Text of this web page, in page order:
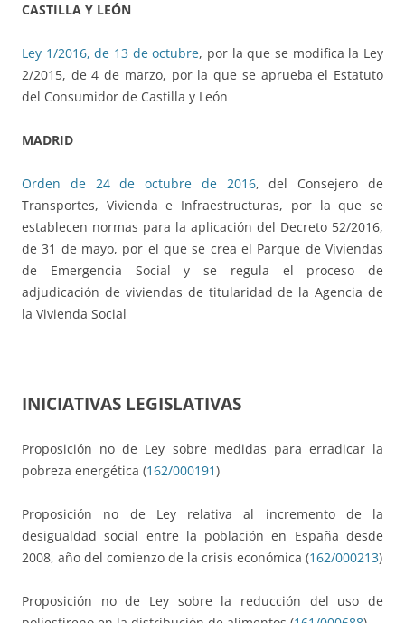
CASTILLA Y LEÓN
Ley 1/2016, de 13 de octubre, por la que se modifica la Ley
2/2015, de 4 de marzo, por la que se aprueba el Estatuto
del Consumidor de Castilla y León
MADRID
Orden de 24 de octubre de 2016, del Consejero de
Transportes, Vivienda e Infraestructuras, por la que se
establecen normas para la aplicación del Decreto 52/2016,
de 31 de mayo, por el que se crea el Parque de Viviendas
de Emergencia Social y se regula el proceso de
adjudicación de viviendas de titularidad de la Agencia de
la Vivienda Social
INICIATIVAS LEGISLATIVAS
Proposición no de Ley sobre medidas para erradicar la
pobreza energética (162/000191)
Proposición no de Ley relativa al incremento de la
desigualdad social entre la población en España desde
2008, año del comienzo de la crisis económica (162/000213)
Proposición no de Ley sobre la reducción del uso de